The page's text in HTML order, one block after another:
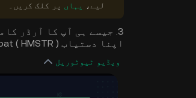
لیے،
یہاں پر کلک کریں۔
3. جیسے ہی آپ کا آرڈر
اپنا دستیاب Hamster Kombat ( HMSTR ) دیکھ سکیں گے۔
ویڈیو ٹیوٹوریل